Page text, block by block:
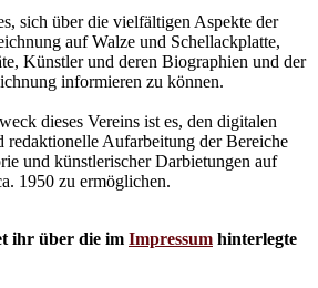
sich über die vielfältigen Aspekte der
auf Walze und Schellackplatte,
Künstler und deren Biographien und der
informieren zu können.
dieses Vereins ist es, den digitalen
Aufarbeitung der Bereiche
und künstlerischer Darbietungen auf
1950 zu ermöglichen.
ihr über die im Impressum hinterlegte